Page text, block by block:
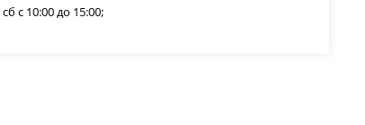
с 10:00 до 15:00;